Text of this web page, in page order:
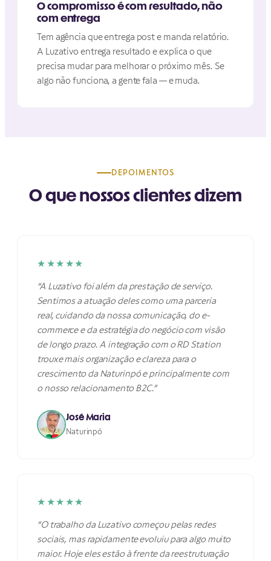
O compromisso é com resultado, não
com entrega
Tem agência que entrega post e manda relatório.
A Luzativo entrega resultado e explica o que
precisa mudar para melhorar o próximo mês. Se
algo não funciona, a gente fala — e muda.
DEPOIMENTOS
O que nossos clientes dizem
★★★★★
“A Luzativo foi além da prestação de serviço.
Sentimos a atuação deles como uma parceria
real, cuidando da nossa comunicação, do e-
commerce e da estratégia do negócio com visão
de longo prazo. A integração com o RD Station
trouxe mais organização e clareza para o
crescimento da Naturinpó e principalmente com
o nosso relacionamento B2C.”
José Maria
Naturinpó
★★★★★
“O trabalho da Luzativo começou pelas redes
sociais, mas rapidamente evoluiu para algo muito
maior. Hoje eles estão à frente da reestruturação